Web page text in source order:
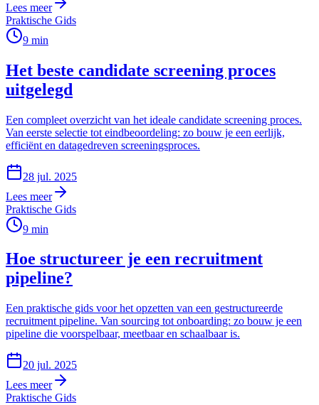
Lees meer
Praktische Gids
9 min
Het beste candidate screening proces
uitgelegd
Een compleet overzicht van het ideale candidate screening proces.
Van eerste selectie tot eindbeoordeling: zo bouw je een eerlijk,
efficiënt en datagedreven screeningsproces.
28 jul. 2025
Lees meer
Praktische Gids
9 min
Hoe structureer je een recruitment
pipeline?
Een praktische gids voor het opzetten van een gestructureerde
recruitment pipeline. Van sourcing tot onboarding: zo bouw je een
pipeline die voorspelbaar, meetbaar en schaalbaar is.
20 jul. 2025
Lees meer
Praktische Gids